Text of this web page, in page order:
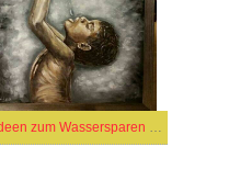
Ideen zum Wassersparen (34)